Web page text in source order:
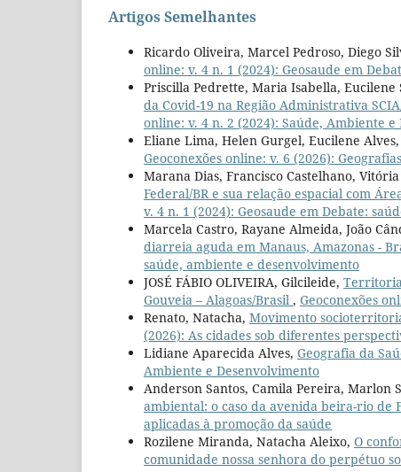
Artigos Semelhantes
Ricardo Oliveira, Marcel Pedroso, Diego
online: v. 4 n. 1 (2024): Geosaude em
Priscilla Pedrette, Maria Isabella,
da Covid-19 na Região Administrativa
online: v. 4 n. 2 (2024): Saúde, Ambiente
Eliane Lima, Helen Gurgel, Eucilene
Geoconexões online: v. 6 (2026):
Marana Dias, Francisco Castelhano,
Federal/BR e sua relação espacial com
v. 4 n. 1 (2024): Geosaude em Debate:
Marcela Castro, Rayane Almeida, João
diarreia aguda em Manaus, Amazonas -
saúde, ambiente e desenvolvimento
JOSÉ FÁBIO OLIVEIRA, Gilcileide,
Gouveia – Alagoas/Brasil , Geoconexões
Renato, Natacha, Movimento
(2026): As cidades sob diferentes
Lidiane Aparecida Alves, Geografia da
Ambiente e Desenvolvimento
Anderson Santos, Camila Pereira, Marlon
ambiental: o caso da avenida beira-rio de
aplicadas à promoção da saúde
Rozilene Miranda, Natacha Aleixo, O
comunidade nossa senhora do perpétuo